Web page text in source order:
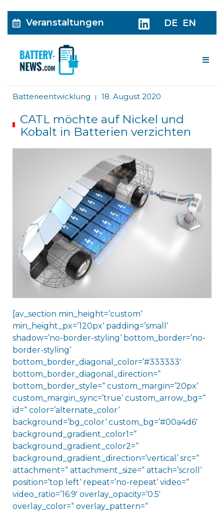
Veranstaltungen DE EN
Batterieentwicklung | 18. August 2020
CATL möchte auf Nickel und
Kobalt in Batterien verzichten
[av_section min_height=’custom‘
min_height_px=’120px‘ padding=’small‘
shadow=’no-border-styling‘ bottom_border=’no-
border-styling‘
bottom_border_diagonal_color=’#333333′
bottom_border_diagonal_direction=“
bottom_border_style=“ custom_margin=’20px‘
custom_margin_sync=’true‘ custom_arrow_bg=“
id=“ color=’alternate_color‘
background=’bg_color‘ custom_bg=’#00a4d6′
background_gradient_color1=“
background_gradient_color2=“
background_gradient_direction=’vertical‘ src=“
attachment=“ attachment_size=“ attach=’scroll‘
position=’top left‘ repeat=’no-repeat‘ video=“
video_ratio=’16:9′ overlay_opacity=’0.5′
overlay_color=“ overlay_pattern=“